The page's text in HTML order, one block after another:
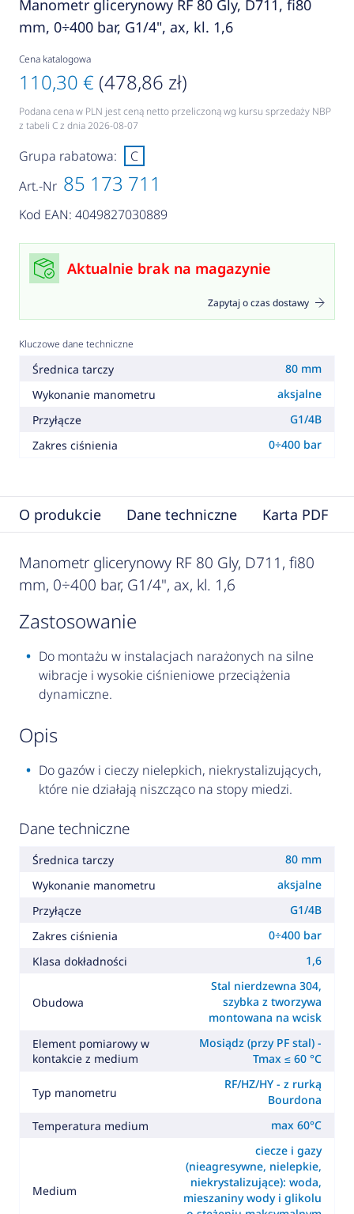
Manometr glicerynowy RF 80 Gly, D711, fi80
mm, 0÷400 bar, G1/4", ax, kl. 1,6
Cena katalogowa
110,30 € (478,86 zł)
Podana cena w PLN jest ceną netto przeliczoną wg kursu sprzedaży NBP
z tabeli C z dnia 2026-08-07
Art.-Nr 85 173 711
Kod EAN: 4049827030889
Grupa rabatowa: C
Aktualnie brak na magazynie
Zapytaj o czas dostawy
Kluczowe dane techniczne
Średnica tarczy
80 mm
Wykonanie manometru
aksjalne
Przyłącze
G1/4B
Zakres ciśnienia
0÷400 bar
O produkcie Dane techniczne Karta PDF
Manometr glicerynowy RF 80 Gly, D711, fi80
mm, 0÷400 bar, G1/4", ax, kl. 1,6
zastosowanie
Do montażu w instalacjach narażonych na silne
wibracje i wysokie ciśnieniowe przeciążenia
dynamiczne.
opis
Do gazów i cieczy nielepkich, niekrystalizujących,
które nie działają niszcząco na stopy miedzi.
Dane techniczne
Średnica tarczy
80 mm
Wykonanie manometru
aksjalne
Przyłącze
G1/4B
Zakres ciśnienia
0÷400 bar
Klasa dokładności
1,6
Obudowa
Stal nierdzewna 304,
szybka z tworzywa
montowana na wcisk
Element pomiarowy w
kontakcie z medium
Mosiądz (przy PF stal) -
Tmax ≤ 60 °C
Typ manometru
RF/HZ/HY - z rurką
Bourdona
Temperatura medium
max 60°C
Medium
ciecze i gazy
(nieagresywne, nielepkie,
niekrystalizujące): woda,
mieszaniny wody i glikolu